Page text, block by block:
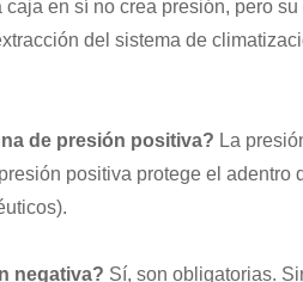
caja en sí no crea presión, pero
del sistema de
de presión positiva? La
positiva protege eladentro
negativa? Sí, son obligatorias.